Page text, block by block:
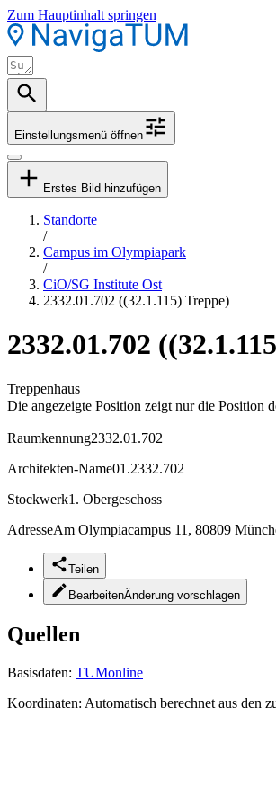
Zum Hauptinhalt springen
Einstellungsmenü öffnen
Erstes Bild hinzufügen
Standorte
/
Campus im Olympiapark
/
CiO/SG Institute Ost
2332.01.702 ((32.1.115) Treppe)
2332.01.702
Treppenhaus
Die angezeigte Position zeigt nur die Position
Raumkennung2332.01.702
Architekten-Name01.2332.702
Stockwerk1. Obergeschoss
AdresseAm Olympiacampus 11, 80809
Teilen
BearbeitenÄnderung vorschlagen
Quellen
Basisdaten: TUMonline
Koordinaten: Automatisch berechnet aus den